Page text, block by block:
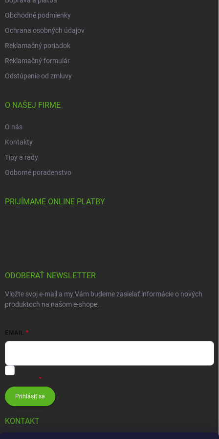
Obchodné podmienky
Ochrana osobných údajov
Reklamačný poriadok
Reklamačný formulár
Odstúpenie od zmluvy
O NAŠEJ FIRME
O nás
Kontakty
Tipy a rady
Odborné poradenstvo
PRIJÍMAME ONLINE PLATBY
ODOBERAŤ NEWSLETTER
Vložte svoj e-mail a my Vám budeme zasielať informácie o nových
produktoch na našom e-shope.
EMAIL
Prihlásiť sa
KONTAKT